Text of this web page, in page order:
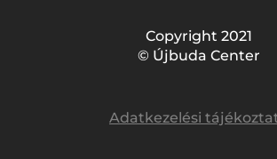
Copyright 2021
© Újbuda Center
Adatkezelési